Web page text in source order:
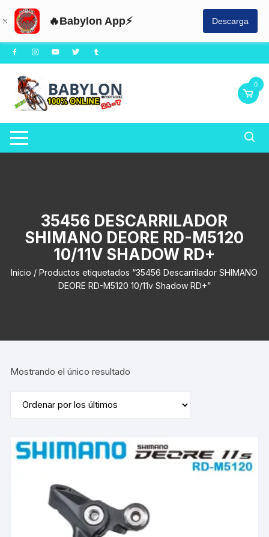
🔥Babylon App⚡ Descarga
Saltar
al
contenido
0
35456 DESCARRILADOR
SHIMANO DEORE RD-M5120
10/11V SHADOW RD+
Inicio / Productos etiquetados “35456 Descarrilador SHIMANO
DEORE RD-M5120 10/11v Shadow RD+”
Mostrando el único resultado